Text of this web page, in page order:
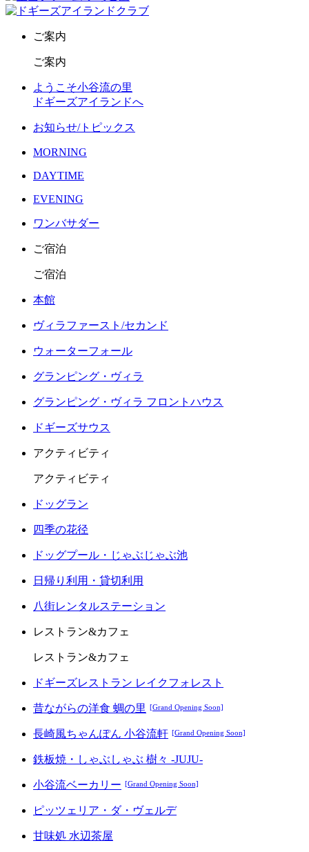
ご案内
ご案内
ようこそ小谷流の里
ドギーズアイランドへ
お知らせ/トピックス
MORNING
DAYTIME
EVENING
ワンバサダー
ご宿泊
ご宿泊
本館
ヴィラファースト/セカンド
ウォーターフォール
グランピング・ヴィラ
グランピング・ヴィラ フロントハウス
ドギーズサウス
アクティビティ
アクティビティ
ドッグラン
四季の花径
ドッグプール・じゃぶじゃぶ池
日帰り利用・貸切利用
八街レンタルステーション
レストラン&カフェ
レストラン&カフェ
ドギーズレストラン レイクフォレスト
昔ながらの洋食 蜩の里 [Grand Opening Soon]
長崎風ちゃんぽん 小谷流軒 [Grand Opening Soon]
鉄板焼・しゃぶしゃぶ 樹々 -JUJU-
小谷流ベーカリー [Grand Opening Soon]
ピッツェリア・ダ・ヴェルデ
甘味処 水辺茶屋